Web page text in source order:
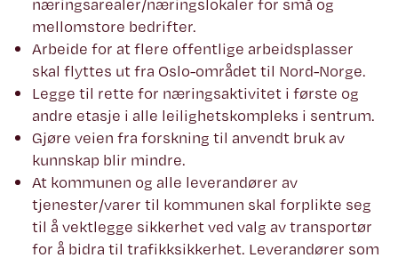
mellomstore bedrifter.
Arbeide for at flere offentlige arbeidsplasser
skal flyttes ut fra Oslo-området til Nord-Norge.
Legge til rette for næringsaktivitet i første og
andre etasje i alle leilighetskompleks i sentrum.
Gjøre veien fra forskning til anvendt bruk av
kunnskap blir mindre.
At kommunen og alle leverandører av
tjenester/varer til kommunen skal forplikte seg
til å vektlegge sikkerhet ved valg av transportør
for å bidra til trafikksikkerhet. Leverandører som